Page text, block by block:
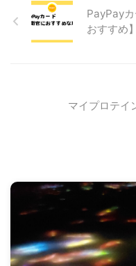
PayPay
おすすめ】
マイプロテイ